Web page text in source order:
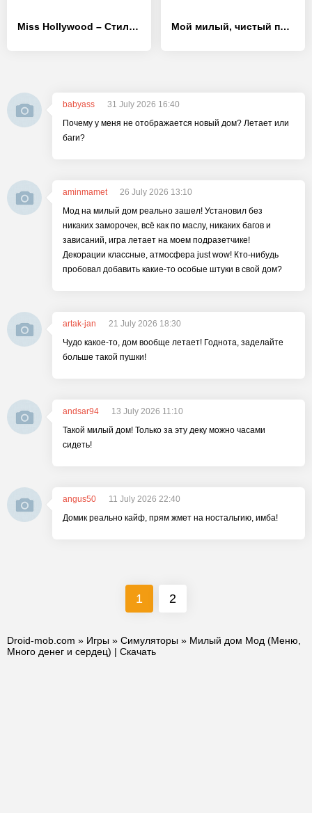
Miss Hollywood – Стильные Мой милый, чистый парень отоме
babyass
31 July 2026 16:40
Почему у меня не отображается новый дом? Летает или
баги?
aminmamet
26 July 2026 13:10
Мод на милый дом реально зашел! Установил без
никаких заморочек, всё как по маслу, никаких багов и
зависаний, игра летает на моем подразетчике!
Декорации классные, атмосфера just wow! Кто-нибудь
пробовал добавить какие-то особые штуки в свой дом?
artak-jan
21 July 2026 18:30
Чудо какое-то, дом вообще летает! Годнота, заделайте
больше такой пушки!
andsar94
13 July 2026 11:10
Такой милый дом! Только за эту деку можно часами
сидеть!
angus50
11 July 2026 22:40
Домик реально кайф, прям жмет на ностальгию, имба!
1 2
Droid-mob.com » Игры » Симуляторы » Милый дом Мод (Меню,
Много денег и сердец) | Скачать